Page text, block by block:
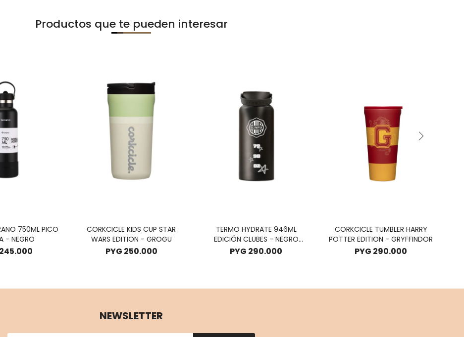
Productos que te pueden interesar
750ML PICO
- NEGRO
245.000
CORKCICLE KIDS CUP STAR
WARS EDITION - GROGU
PYG 250.000
TERMO HYDRATE 946ML
EDICIÓN CLUBES - NEGRO
EDICION OLIMPIA
PYG 290.000
CORKCICLE TUMBLER HARRY
POTTER EDITION - GRYFFINDOR
PYG 290.000
NEWSLETTER